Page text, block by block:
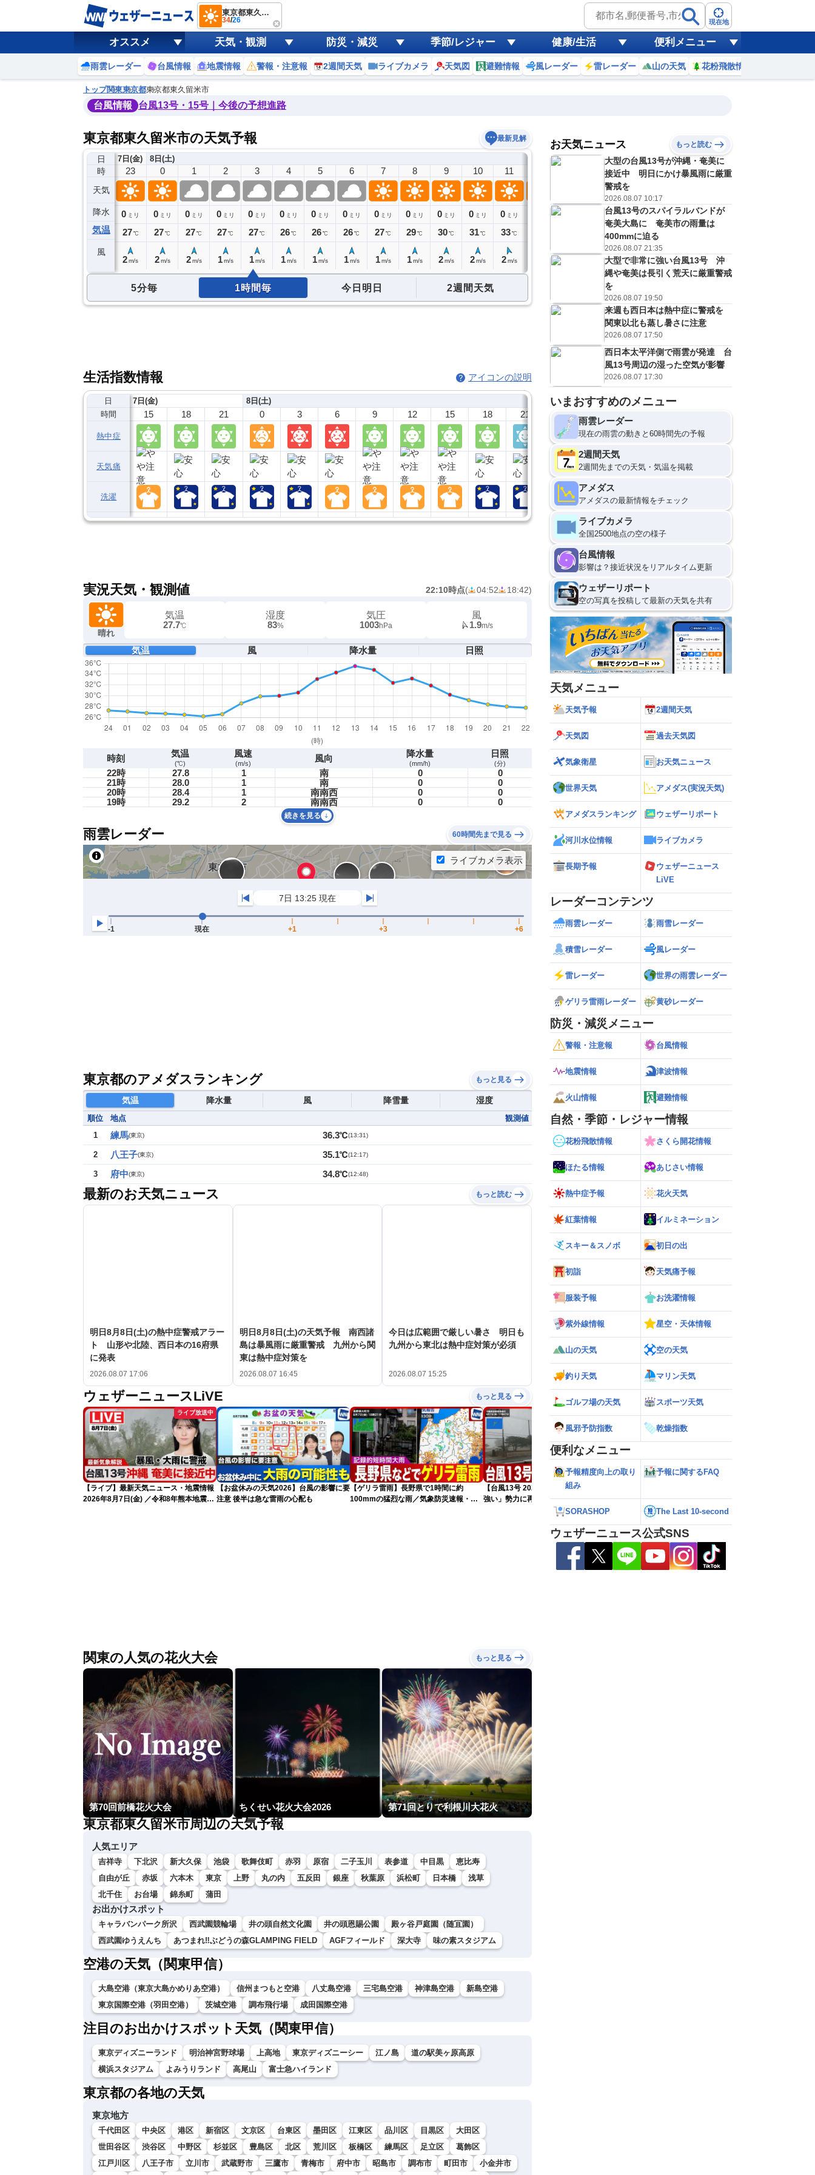
東京都東久留米市
34/26 現在地
オススメ 天気・観測 防災・減災 季節/レジャー 健康/生活 便利メニュー
雨雲レーダー 台風情報 地震情報 警報・注意報 2週間天気 ライブカメラ 天気図 避難情報 風レーダー 雷レーダー 山の天気 花粉飛散情報
トップ関東東京都東京都東久留米市
台風情報 台風13号・15号｜今後の予想進路
東京都東久留米市の天気予報 最新見解
日
時
天気
降水
気温
風
7日(金)
22
0ミリ
28℃
23
0 ミリ
27 ℃
2m/s
8日(土)
0
0 ミリ
27℃
2 m/s
1
0 ミリ
27℃
2 m/s
2
0 ミリ
27℃
1 m/s
3
0 ミリ
27℃
1 m/s
4
0 ミリ
26℃
1 m/s
5
0 ミリ
26℃
1 m/s
6
0 ミリ
26℃
1 m/s
7
0 ミリ
27℃
1 m/s
8
0 ミリ
29℃
1 m/s
9
0 ミリ
30℃
2 m/s
10
0 ミリ
31℃
2 m/s
11
0 ミリ
33℃
2 m/s
14
ミリ
℃
m/s
15
0 ミリ
35 ℃
4 m/s
16
0 ミリ
4m/s
17
0 ミリ
4m/s
18
0
3
5分毎 1時間毎 今日明日 2週間天気
生活指数情報 アイコンの説明
日
時間
熱中症
天気痛
洗濯
7日(金)
15 18 21
8日(土)
0 3 6 9 12 15 18 21
9日(日)
0
実況天気・観測値 22:10時点( 04:52 18:42)
晴れ
気温
27.7℃
湿度
83%
気圧
1003hPa
風
1.9m/s
気温 風 降水量 日照
時刻 気温
(℃)
風速
(m/s) 風向 降水量
(mm/h)
日照
(分)
22時 27.8 1 南 0
0
21時
28.0 1 南 0
0
20時
28.4 1 南南西 0
0
19時
29.2 2 南南西 0 0
続きを見る
雨雲レーダー 60時間先まで見る
東京都のアメダスランキング もっと見る
気温 降水量 風 降雪量 湿度
順位 地点
観測値
1
練馬(東京) 36.3℃(13:31)
2 八王子(東京) 35.1℃(12:17)
3 府中(東京) 34.8℃(12:48)
最新のお天気ニュース もっと読む
明日8月8日(土)の熱中症警戒アラー
ト 山形や北陸、西日本の16府県
に発表
2026.08.07 17:06
明日8月8日(土)の天気予報 南西諸
島は暴風雨に厳重警戒 九州から関
東は熱中症対策を
2026.08.07 16:45
今日は広範囲で厳しい暑さ 明日も
九州から東北は熱中症対策が必須
2026.08.07 15:25
ウェザーニュースLiVE もっと見る
ライブ放送中
【ライブ】最新天気ニュース・地震情報
2026年8月7日(金) ／令和8年熊本地震情
【お盆休みの天気2026】台風の影響に要
注意 後半は急な雷雨の心配も
【ゲリラ雷雨】長野県で1時間に約
100mmの猛烈な雨／気象防災速報・記
【台風13号 2026】沖縄付近で「非常に
強い」勢力に再発達 荒天に厳重警戒を
（7日18時最新情報）
本に接近する可能性／ウェザーニュース
気象予報士解説（7日16時更新）
関東の人気の花火大会 もっと見る
第70回前橋花火大会 ちくせい花火大会2026 第71回とりで利根川大花火
東京都東久留米市周辺の天気予報
人気エリア
吉祥寺 下北沢 新大久保 池袋 歌舞伎町 赤羽 原宿 二子玉川 表参道 中目黒
恵比寿
自由が丘
赤坂 六本木 東京 上野 丸の内 五反田 銀座 秋葉原 浜松町 日本橋
浅草
北千住
お台場 錦糸町 蒲田
お出かけスポット
キャラバンパーク所沢 西武園競輪場 井の頭自然文化園 井の頭恩賜公園
殿ヶ谷戸庭園（随冝園）
西武園ゆうえんち
あつまれ‼ぶどうの森GLAMPING FIELD AGFフィールド 深大寺 味の素スタジアム
空港の天気（関東甲信）
大島空港（東京大島かめりあ空港） 信州まつもと空港 八丈島空港 三宅島空港 神津島空港
新島空港
東京国際空港（羽田空港）
茨城空港 調布飛行場 成田国際空港
注目のお出かけスポット天気（関東甲信）
東京ディズニーランド 明治神宮野球場 上高地 東京ディズニーシー 江ノ島
道の駅美ヶ原高原
横浜スタジアム
よみうりランド 高尾山 富士急ハイランド
東京都の各地の天気
東京地方
千代田区 中央区 港区 新宿区 文京区 台東区 墨田区 江東区 品川区 目黒区
大田区
世田谷区
渋谷区 中野区 杉並区 豊島区 北区 荒川区 板橋区 練馬区 足立区
葛飾区
江戸川区
八王子市 立川市 武蔵野市 三鷹市 青梅市 府中市 昭島市 調布市 町田市 小金井市
お天気ニュース もっと読む
大型の台風13号が沖縄・奄美に
接近中 明日にかけ暴風雨に厳重
警戒を
2026.08.07 10:17
台風13号のスパイラルバンドが
奄美大島に 奄美市の雨量は
400mmに迫る
2026.08.07 21:35
大型で非常に強い台風13号 沖
縄や奄美は長引く荒天に厳重警戒
を
2026.08.07 19:50
来週も西日本は熱中症に警戒を
関東以北も蒸し暑さに注意
2026.08.07 17:50
西日本太平洋側で雨雲が発達 台
風13号周辺の湿った空気が影響
2026.08.07 17:30
いまおすすめのメニュー
雨雲レーダー
現在の雨雲の動きと60時間先の予報
2週間天気
2週間先までの天気・気温を掲載
アメダス
アメダスの最新情報をチェック
ライブカメラ
全国2500地点の空の様子
台風情報
影響は？接近状況をリアルタイム更新
ウェザーリポート
空の写真を投稿して最新の天気を共有
天気メニュー
天気予報 2週間天気
天気図 過去天気図
気象衛星 お天気ニュース
世界天気 アメダス(実況天気)
アメダスランキング ウェザーリポート
河川水位情報 ライブカメラ
長期予報
ウェザーニュース
LiVE
レーダーコンテンツ
雨雲レーダー 雨雪レーダー
積雪レーダー 風レーダー
雷レーダー 世界の雨雲レーダー
ゲリラ雷雨レーダー 黄砂レーダー
防災・減災メニュー
警報・注意報 台風情報
地震情報 津波情報
火山情報 避難情報
自然・季節・レジャー情報
花粉飛散情報 さくら開花情報
ほたる情報 あじさい情報
熱中症予報 花火天気
紅葉情報 イルミネーション
スキー＆スノボ 初日の出
初詣 天気痛予報
服装予報 お洗濯情報
紫外線情報 星空・天体情報
山の天気 空の天気
釣り天気 マリン天気
ゴルフ場の天気 スポーツ天気
風邪予防指数 乾燥指数
便利なメニュー
予報精度向上の取り
組み
予報に関するFAQ
SORASHOP The Last 10-second
ウェザーニュース公式SNS